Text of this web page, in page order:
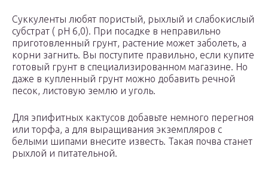
Суккуленты любят пористый, рыхлый и слабокислый
субстрат ( pH 6,0). При посадке в неправильно
приготовленный грунт, растение может заболеть, а
корни загнить. Вы поступите правильно, если купите
готовый грунт в специализированном магазине. Но
даже в купленный грунт можно добавить речной
песок, листовую землю и уголь.
Для эпифитных кактусов добавьте немного перегноя
или торфа, а для выращивания экземпляров с
белыми шипами внесите известь. Такая почва станет
рыхлой и питательной.